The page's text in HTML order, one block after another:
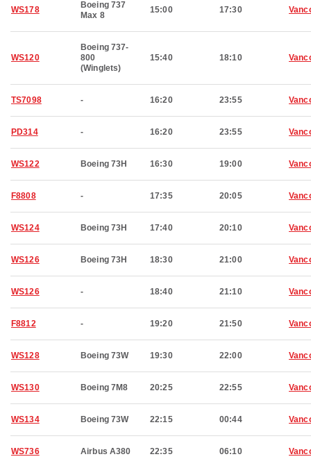
WS178
Boeing 737
Max 8
15:00 17:30
WS120
Boeing 737-
800
(Winglets)
15:40 18:10
TS7098 - 16:20 23:55
PD314 - 16:20 23:55
WS122 Boeing 73H 16:30 19:00
F8808 - 17:35 20:05
WS124 Boeing 73H 17:40 20:10
WS126 Boeing 73H 18:30 21:00
WS126 - 18:40 21:10
F8812 - 19:20 21:50
WS128 Boeing 73W 19:30 22:00
WS130 Boeing 7M8 20:25 22:55
WS134 Boeing 73W 22:15 00:44
WS736 Airbus A380 22:35 06:10